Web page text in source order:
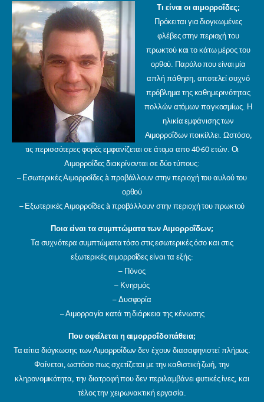
Τι είναι οι αιμορροΐδες;
Πρόκειται για διογκωμένες
φλέβες στην περιοχή του
πρωκτού και το κάτω μέρος του
ορθού. Παρόλο που είναι μία
απλή πάθηση, αποτελεί συχνό
πρόβλημα της καθημερινότητας
πολλών ατόμων παγκοσμίως. Η
ηλικία εμφάνισης των
Αιμορροΐδων ποικίλλει. Ωστόσο,
τις περισσότερες φορές εμφανίζεται σε άτομα απο 40-60 ετών. Οι
Αιμορροΐδες διακρίνονται σε δύο τύπους:
– Εσωτερικές Αιμορροΐδες à προβάλλουν στην περιοχή του αυλού του
ορθού
– Εξωτερικές Αιμορροΐδες à προβάλλουν στην περιοχή του πρωκτού
Ποια είναι τα συμπτώματα των Αιμορροΐδων;
Τα συχνότερα συμπτώματα τόσο στις εσωτερικές όσο και στις
εξωτερικές αιμορροΐδες είναι τα εξής:
– Πόνος
– Κνησμός
– Δυσφορία
– Αιμορραγία κατά τη διάρκεια της κένωσης
Που οφείλεται η αιμορροΐδοπάθεια;
Τα αίτια διόγκωσης των Αιμορροΐδων δεν έχουν διασαφηνιστεί πλήρως.
Φαίνεται, ωστόσο πως σχετίζεται με την καθιστική ζωή, την
κληρονομικότητα, την διατροφή που δεν περιλαμβάνει φυτικές ίνες, και
τέλος την χειρωνακτική εργασία.